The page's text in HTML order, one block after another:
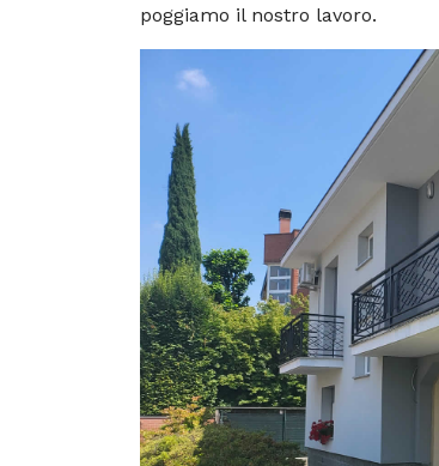
poggiamo il nostro lavoro.